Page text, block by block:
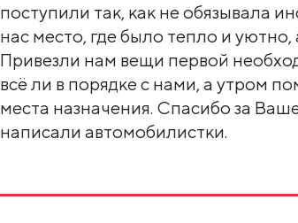
поступили так, как не обязывала
нас место, где было тепло и уютно,
Привезли нам вещи первой
всё ли в порядке с нами, а утром
места назначения. Спасибо за
написали автомобилистки.